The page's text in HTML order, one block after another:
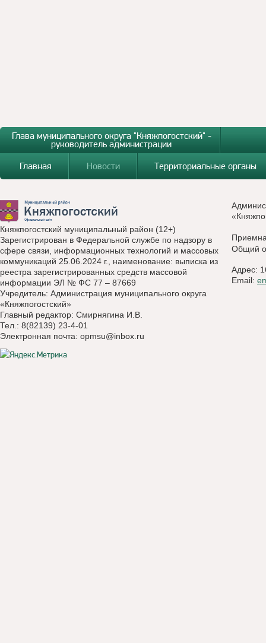
Глава муниципального округа "Княжпогостский" -
руководитель администрации
Главная
Новости Территориальные органы
Княжпогостский муниципальный район (12+)
Зарегистрирован в Федеральной службе по надзору в
сфере связи, информационных технологий и массовых
коммуникаций 25.06.2024 г., наименование: выписка из
реестра зарегистрированных средств массовой
информации ЭЛ № ФС 77 – 87669
Учредитель: Администрация муниципального округа
«Княжпогостский»
Главный редактор: Смирнягина И.В.
Тел.: 8(82139) 23-4-01
Электронная почта: opmsu@inbox.ru
Общий
Адрес:
Email: